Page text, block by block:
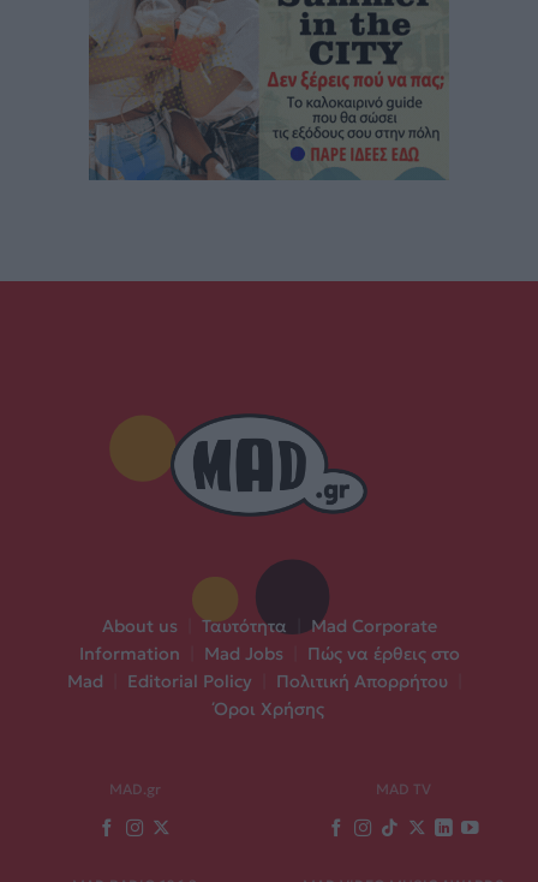
About us Ταυτότητα
Mad Corporate
Information
Mad Jobs
Πώς να έρθεις στο
Mad
Editorial Policy Πολιτική Απορρήτου
Όροι Χρήσης
MAD.gr MAD TV